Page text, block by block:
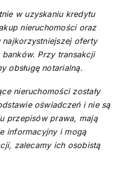
w uzyskaniu kredytu
nieruchomości oraz
oferty
Przy transakcji
obsługę notarialną.
nieruchomości zostały
oświadczeń i nie są
przepisów prawa, mają
informacyjny i mogą
zalecamy ich osobistą